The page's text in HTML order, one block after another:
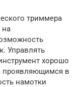
триммера
на
Управлять
хорошо
проявляющимся в
намотки